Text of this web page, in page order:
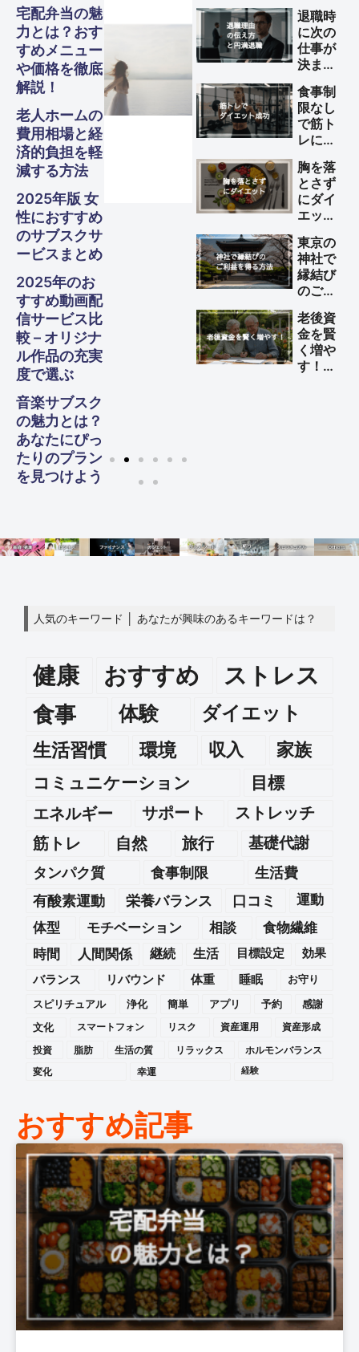
宅配弁当の魅
力とは？おす
すめメニュー
や価格を徹底
解説！
老人ホームの
費用相場と経
済的負担を軽
減する方法
2025年版 女
性におすすめ
のサブスクサ
ービスまとめ
2025年のお
すすめ動画配
信サービス比
較 – オリジナ
ル作品の充実
度で選ぶ
音楽サブスク
の魅力とは？
あなたにぴっ
たりのプラン
を見つけよう
ット
Gadgets
スピリ
チュア
ル
ス
Business
ナンス
Finance
グル
メ・フ
ード
旅行
健康
Beauty
Other
S
ット
Gadgets
スピリ
チュア
ル
ス
Business
ナンス
Finance
グル
メ・フ
ード
旅行
健康
Beauty
Other
S
ット
Gadgets
スピリ
チュア
ル
ス
Business
ナンス
Finance
グル
メ・フ
ード
旅行
健康
Beauty
Other
S
退職時
に次の
仕事が
決まっ
い理由
の伝え
方と円
満退職
のため
のポイ
ント
食事制
限なし
で筋ト
レによ
エット
を成功
させる
方法
胸を落
とさず
にダイ
エット
法
東京の
神社で
縁結び
のご利
る方法
老後資
金を賢
く増や
す！
人気のキーワード │ あなたが興味のあるキーワードは？
健康 おすすめ ストレス
食事 体験
ダイエット
生活習慣
環境 収入 家族
コミュニケーション
目標
エネルギー
サポート
ストレッチ
筋トレ
自然 旅行 基礎代謝
タンパク質 食事制限
生活費
有酸素運動
栄養バランス 口コミ
運動
体型
モチベーション 相談
食物繊維
時間
人間関係 継続 生活 目標設定
効果
バランス
リバウンド 体重 睡眠
お守り
スピリチュアル
浄化 簡単 アプリ 予約
感謝
文化
スマートフォン リスク 資産運用
資産形成
投資
脂肪 生活の質 リラックス
ホルモンバランス
変化
幸運 経験
おすすめ記事